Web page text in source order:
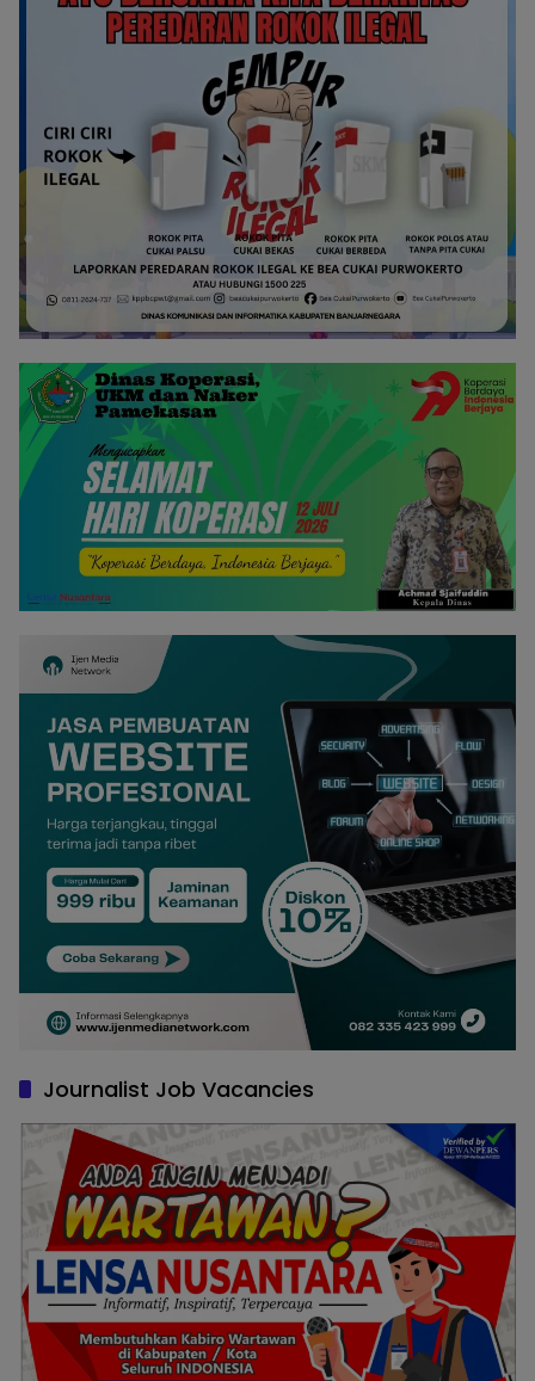
Journalist Job Vacancies